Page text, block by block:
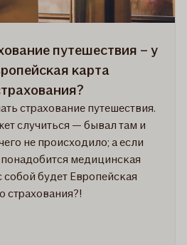
путешествия – у
карта
страхование путешествия.
случиться — бывал там и
не происходило; а если
медицинская
будет Европейская
страхования?!